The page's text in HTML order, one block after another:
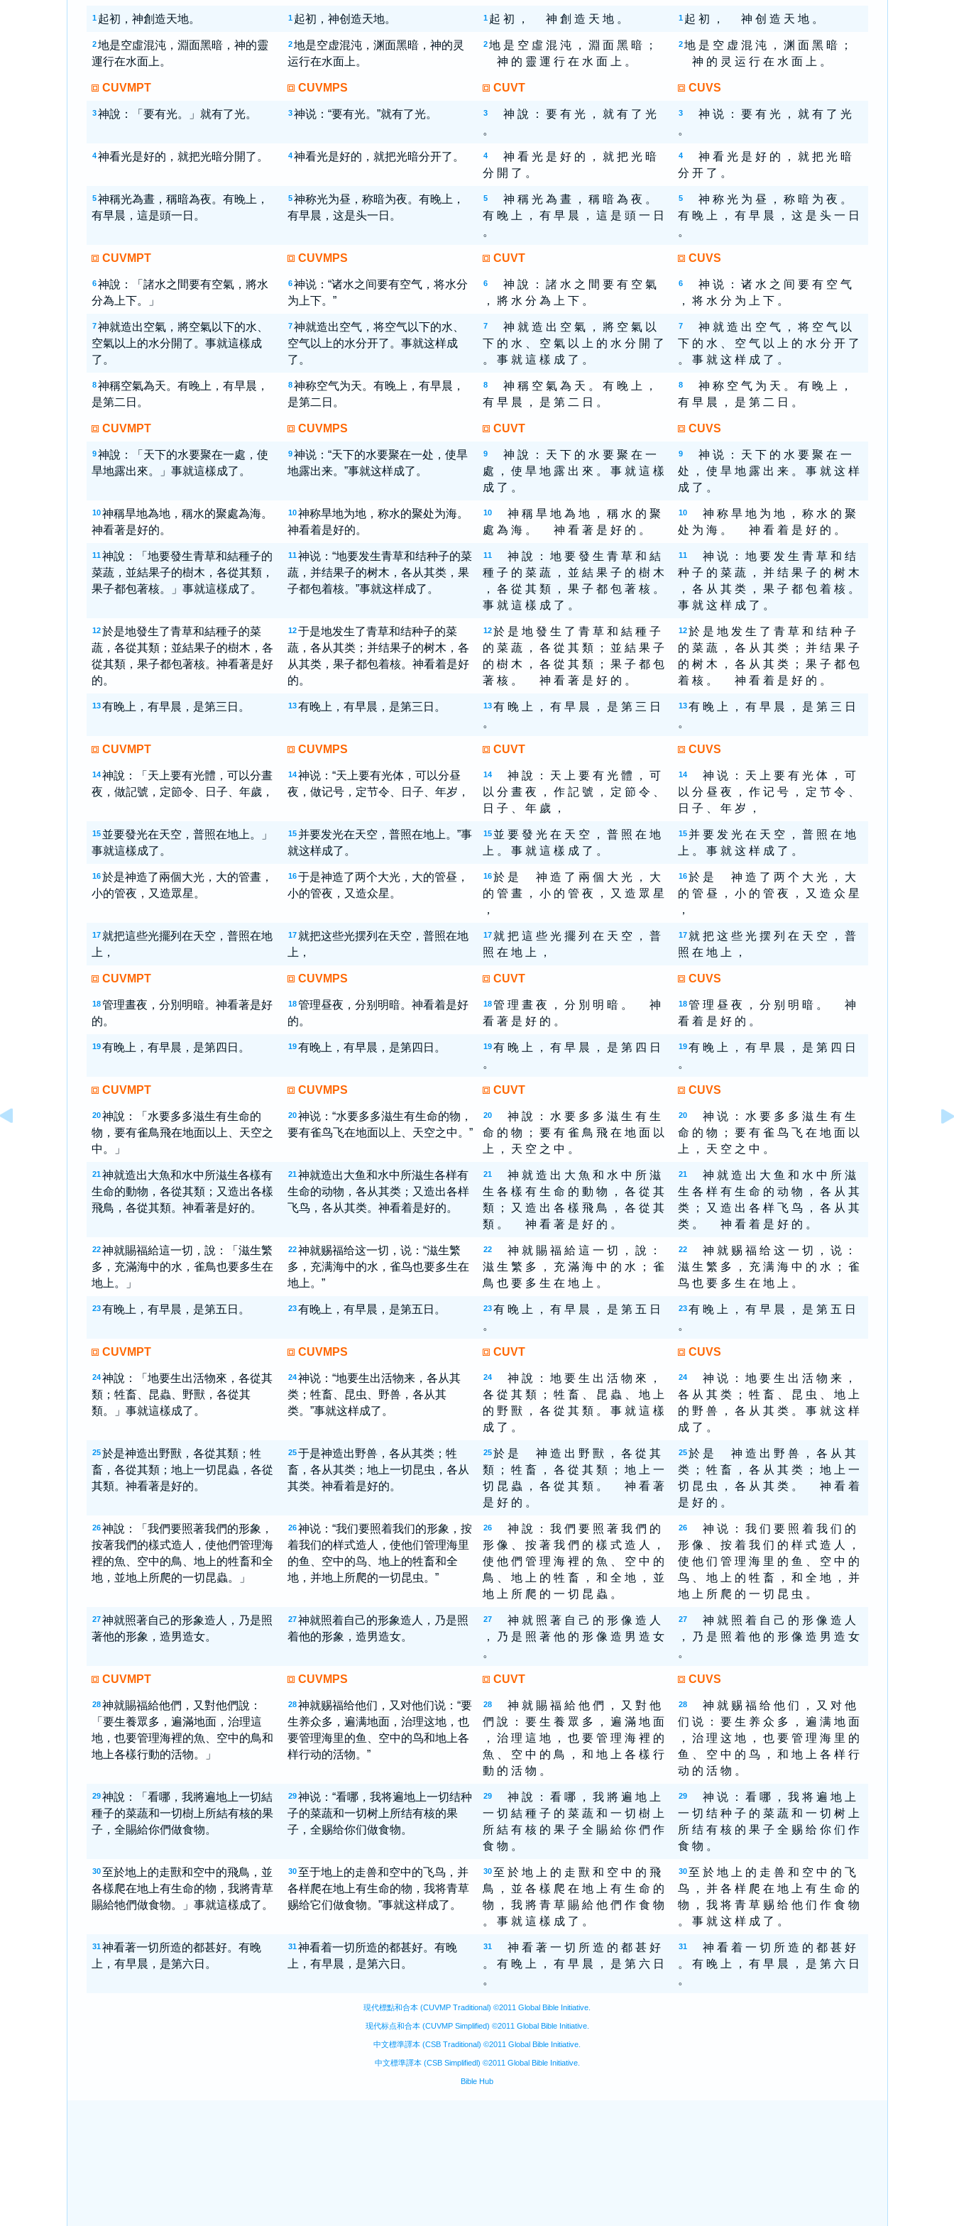
1 起初，神創造天地。 1 起初，神创造天地。 1 起 初 ， 神 創 造 天 地 。 1 起 初 ， 神 创 造 天 地 。
2 地是空虛混沌，淵面黑暗，神的靈
運行在水面上。
2 地是空虚混沌，渊面黑暗，神的灵
运行在水面上。
2 地 是 空 虛 混 沌 ， 淵 面 黑 暗 ；
神 的 靈 運 行 在 水 面 上 。
2 地 是 空 虚 混 沌 ， 渊 面 黑 暗 ；
神 的 灵 运 行 在 水 面 上 。
CUVMPT CUVMPS CUVT CUVS
3 神說：「要有光。」就有了光。 3 神说：“要有光。”就有了光。 3
神 說 ： 要 有 光 ， 就 有 了 光
。
3
神 说 ： 要 有 光 ， 就 有 了 光
。
4 神看光是好的，就把光暗分開了。 4 神看光是好的，就把光暗分开了。 4
神 看 光 是 好 的 ， 就 把 光 暗
分 開 了 。
4
神 看 光 是 好 的 ， 就 把 光 暗
分 开 了 。
5 神稱光為晝，稱暗為夜。有晚上，
有早晨，這是頭一日。
5 神称光为昼，称暗为夜。有晚上，
有早晨，这是头一日。
5
神 稱 光 為 晝 ， 稱 暗 為 夜 。
有 晚 上 ， 有 早 晨 ， 這 是 頭 一 日
。
5
神 称 光 为 昼 ， 称 暗 为 夜 。
有 晚 上 ， 有 早 晨 ， 这 是 头 一 日
。
CUVMPT CUVMPS CUVT CUVS
6 神說：「諸水之間要有空氣，將水
分為上下。」
6 神说：“诸水之间要有空气，将水分
为上下。”
6
神 說 ： 諸 水 之 間 要 有 空 氣
， 將 水 分 為 上 下 。
6
神 说 ： 诸 水 之 间 要 有 空 气
， 将 水 分 为 上 下 。
7 神就造出空氣，將空氣以下的水、
空氣以上的水分開了。事就這樣成
了。
7 神就造出空气，将空气以下的水、
空气以上的水分开了。事就这样成
了。
7
神 就 造 出 空 氣 ， 將 空 氣 以
下 的 水 、 空 氣 以 上 的 水 分 開 了
。 事 就 這 樣 成 了 。
7
神 就 造 出 空 气 ， 将 空 气 以
下 的 水 、 空 气 以 上 的 水 分 开 了
。 事 就 这 样 成 了 。
8 神稱空氣為天。有晚上，有早晨，
是第二日。
8 神称空气为天。有晚上，有早晨，
是第二日。
8
神 稱 空 氣 為 天 。 有 晚 上 ，
有 早 晨 ， 是 第 二 日 。
8
神 称 空 气 为 天 。 有 晚 上 ，
有 早 晨 ， 是 第 二 日 。
CUVMPT CUVMPS CUVT CUVS
9 神說：「天下的水要聚在一處，使
旱地露出來。」事就這樣成了。
9 神说：“天下的水要聚在一处，使旱
地露出来。”事就这样成了。
9
神 說 ： 天 下 的 水 要 聚 在 一
處 ， 使 旱 地 露 出 來 。 事 就 這 樣
成 了 。
9
神 说 ： 天 下 的 水 要 聚 在 一
处 ， 使 旱 地 露 出 来 。 事 就 这 样
成 了 。
10 神稱旱地為地，稱水的聚處為海。
神看著是好的。
10 神称旱地为地，称水的聚处为海。
神看着是好的。
10
神 稱 旱 地 為 地 ， 稱 水 的 聚
處 為 海 。 神 看 著 是 好 的 。
10
神 称 旱 地 为 地 ， 称 水 的 聚
处 为 海 。 神 看 着 是 好 的 。
11 神說：「地要發生青草和結種子的
菜蔬，並結果子的樹木，各從其類，
果子都包著核。」事就這樣成了。
11 神说：“地要发生青草和结种子的菜
蔬，并结果子的树木，各从其类，果
子都包着核。”事就这样成了。
11
神 說 ： 地 要 發 生 青 草 和 結
種 子 的 菜 蔬 ， 並 結 果 子 的 樹 木
， 各 從 其 類 ， 果 子 都 包 著 核 。
事 就 這 樣 成 了 。
11
神 说 ： 地 要 发 生 青 草 和 结
种 子 的 菜 蔬 ， 并 结 果 子 的 树 木
， 各 从 其 类 ， 果 子 都 包 着 核 。
事 就 这 样 成 了 。
12 於是地發生了青草和結種子的菜
蔬，各從其類；並結果子的樹木，各
從其類，果子都包著核。神看著是好
的。
12 于是地发生了青草和结种子的菜
蔬，各从其类；并结果子的树木，各
从其类，果子都包着核。神看着是好
的。
12 於 是 地 發 生 了 青 草 和 結 種 子
的 菜 蔬 ， 各 從 其 類 ； 並 結 果 子
的 樹 木 ， 各 從 其 類 ； 果 子 都 包
著 核 。 神 看 著 是 好 的 。
12 於 是 地 发 生 了 青 草 和 结 种 子
的 菜 蔬 ， 各 从 其 类 ； 并 结 果 子
的 树 木 ， 各 从 其 类 ； 果 子 都 包
着 核 。 神 看 着 是 好 的 。
13 有晚上，有早晨，是第三日。 13 有晚上，有早晨，是第三日。 13 有 晚 上 ， 有 早 晨 ， 是 第 三 日
。
13 有 晚 上 ， 有 早 晨 ， 是 第 三 日
。
CUVMPT CUVMPS CUVT CUVS
14 神說：「天上要有光體，可以分晝
夜，做記號，定節令、日子、年歲，
14 神说：“天上要有光体，可以分昼
夜，做记号，定节令、日子、年岁，
14
神 說 ： 天 上 要 有 光 體 ， 可
以 分 晝 夜 ， 作 記 號 ， 定 節 令 、
日 子 、 年 歲 ，
14
神 说 ： 天 上 要 有 光 体 ， 可
以 分 昼 夜 ， 作 记 号 ， 定 节 令 、
日 子 、 年 岁 ，
15 並要發光在天空，普照在地上。」
事就這樣成了。
15 并要发光在天空，普照在地上。”事
就这样成了。
15 並 要 發 光 在 天 空 ， 普 照 在 地
上 。 事 就 這 樣 成 了 。
15 并 要 发 光 在 天 空 ， 普 照 在 地
上 。 事 就 这 样 成 了 。
16 於是神造了兩個大光，大的管晝，
小的管夜，又造眾星。
16 于是神造了两个大光，大的管昼，
小的管夜，又造众星。
16 於 是 神 造 了 兩 個 大 光 ， 大
的 管 晝 ， 小 的 管 夜 ， 又 造 眾 星
，
16 於 是 神 造 了 两 个 大 光 ， 大
的 管 昼 ， 小 的 管 夜 ， 又 造 众 星
，
17 就把這些光擺列在天空，普照在地
上，
17 就把这些光摆列在天空，普照在地
上，
17 就 把 這 些 光 擺 列 在 天 空 ， 普
照 在 地 上 ，
17 就 把 这 些 光 摆 列 在 天 空 ， 普
照 在 地 上 ，
CUVMPT CUVMPS CUVT CUVS
18 管理晝夜，分別明暗。神看著是好
的。
18 管理昼夜，分别明暗。神看着是好
的。
18 管 理 晝 夜 ， 分 別 明 暗 。 神
看 著 是 好 的 。
18 管 理 昼 夜 ， 分 别 明 暗 。 神
看 着 是 好 的 。
19 有晚上，有早晨，是第四日。 19 有晚上，有早晨，是第四日。 19 有 晚 上 ， 有 早 晨 ， 是 第 四 日
。
19 有 晚 上 ， 有 早 晨 ， 是 第 四 日
。
CUVMPT CUVMPS CUVT CUVS
20 神說：「水要多多滋生有生命的
物，要有雀鳥飛在地面以上、天空之
中。」
20 神说：“水要多多滋生有生命的物，
要有雀鸟飞在地面以上、天空之中。”
20
神 說 ： 水 要 多 多 滋 生 有 生
命 的 物 ； 要 有 雀 鳥 飛 在 地 面 以
上 ， 天 空 之 中 。
20
神 说 ： 水 要 多 多 滋 生 有 生
命 的 物 ； 要 有 雀 鸟 飞 在 地 面 以
上 ， 天 空 之 中 。
21 神就造出大魚和水中所滋生各樣有
生命的動物，各從其類；又造出各樣
飛鳥，各從其類。神看著是好的。
21 神就造出大鱼和水中所滋生各样有
生命的动物，各从其类；又造出各样
飞鸟，各从其类。神看着是好的。
21
神 就 造 出 大 魚 和 水 中 所 滋
生 各 樣 有 生 命 的 動 物 ， 各 從 其
類 ； 又 造 出 各 樣 飛 鳥 ， 各 從 其
類 。 神 看 著 是 好 的 。
21
神 就 造 出 大 鱼 和 水 中 所 滋
生 各 样 有 生 命 的 动 物 ， 各 从 其
类 ； 又 造 出 各 样 飞 鸟 ， 各 从 其
类 。 神 看 着 是 好 的 。
22 神就賜福給這一切，說：「滋生繁
多，充滿海中的水，雀鳥也要多生在
地上。」
22 神就赐福给这一切，说：“滋生繁
多，充满海中的水，雀鸟也要多生在
地上。”
22
神 就 賜 福 給 這 一 切 ， 說 ：
滋 生 繁 多 ， 充 滿 海 中 的 水 ； 雀
鳥 也 要 多 生 在 地 上 。
22
神 就 赐 福 给 这 一 切 ， 说 ：
滋 生 繁 多 ， 充 满 海 中 的 水 ； 雀
鸟 也 要 多 生 在 地 上 。
23 有晚上，有早晨，是第五日。 23 有晚上，有早晨，是第五日。 23 有 晚 上 ， 有 早 晨 ， 是 第 五 日
。
23 有 晚 上 ， 有 早 晨 ， 是 第 五 日
。
CUVMPT CUVMPS CUVT CUVS
24 神說：「地要生出活物來，各從其
類；牲畜、昆蟲、野獸，各從其
類。」事就這樣成了。
24 神说：“地要生出活物来，各从其
类；牲畜、昆虫、野兽，各从其
类。”事就这样成了。
24
神 說 ： 地 要 生 出 活 物 來 ，
各 從 其 類 ； 牲 畜 、 昆 蟲 、 地 上
的 野 獸 ， 各 從 其 類 。 事 就 這 樣
成 了 。
24
神 说 ： 地 要 生 出 活 物 来 ，
各 从 其 类 ； 牲 畜 、 昆 虫 、 地 上
的 野 兽 ， 各 从 其 类 。 事 就 这 样
成 了 。
25 於是神造出野獸，各從其類；牲
畜，各從其類；地上一切昆蟲，各從
其類。神看著是好的。
25 于是神造出野兽，各从其类；牲
畜，各从其类；地上一切昆虫，各从
其类。神看着是好的。
25 於 是 神 造 出 野 獸 ， 各 從 其
類 ； 牲 畜 ， 各 從 其 類 ； 地 上 一
切 昆 蟲 ， 各 從 其 類 。 神 看 著
是 好 的 。
25 於 是 神 造 出 野 兽 ， 各 从 其
类 ； 牲 畜 ， 各 从 其 类 ； 地 上 一
切 昆 虫 ， 各 从 其 类 。 神 看 着
是 好 的 。
26 神說：「我們要照著我們的形象，
按著我們的樣式造人，使他們管理海
裡的魚、空中的鳥、地上的牲畜和全
地，並地上所爬的一切昆蟲。」
26 神说：“我们要照着我们的形象，按
着我们的样式造人，使他们管理海里
的鱼、空中的鸟、地上的牲畜和全
地，并地上所爬的一切昆虫。”
26
神 說 ： 我 們 要 照 著 我 們 的
形 像 、 按 著 我 們 的 樣 式 造 人 ，
使 他 們 管 理 海 裡 的 魚 、 空 中 的
鳥 、 地 上 的 牲 畜 ， 和 全 地 ， 並
地 上 所 爬 的 一 切 昆 蟲 。
26
神 说 ： 我 们 要 照 着 我 们 的
形 像 、 按 着 我 们 的 样 式 造 人 ，
使 他 们 管 理 海 里 的 鱼 、 空 中 的
鸟 、 地 上 的 牲 畜 ， 和 全 地 ， 并
地 上 所 爬 的 一 切 昆 虫 。
27 神就照著自己的形象造人，乃是照
著他的形象，造男造女。
27 神就照着自己的形象造人，乃是照
着他的形象，造男造女。
27
神 就 照 著 自 己 的 形 像 造 人
， 乃 是 照 著 他 的 形 像 造 男 造 女
。
27
神 就 照 着 自 己 的 形 像 造 人
， 乃 是 照 着 他 的 形 像 造 男 造 女
。
CUVMPT CUVMPS CUVT CUVS
28 神就賜福給他們，又對他們說：
「要生養眾多，遍滿地面，治理這
地，也要管理海裡的魚、空中的鳥和
地上各樣行動的活物。」
28 神就赐福给他们，又对他们说：“要
生养众多，遍满地面，治理这地，也
要管理海里的鱼、空中的鸟和地上各
样行动的活物。”
28
神 就 賜 福 給 他 們 ， 又 對 他
們 說 ： 要 生 養 眾 多 ， 遍 滿 地 面
， 治 理 這 地 ， 也 要 管 理 海 裡 的
魚 、 空 中 的 鳥 ， 和 地 上 各 樣 行
動 的 活 物 。
28
神 就 赐 福 给 他 们 ， 又 对 他
们 说 ： 要 生 养 众 多 ， 遍 满 地 面
， 治 理 这 地 ， 也 要 管 理 海 里 的
鱼 、 空 中 的 鸟 ， 和 地 上 各 样 行
动 的 活 物 。
29 神說：「看哪，我將遍地上一切結
種子的菜蔬和一切樹上所結有核的果
子，全賜給你們做食物。
29 神说：“看哪，我将遍地上一切结种
子的菜蔬和一切树上所结有核的果
子，全赐给你们做食物。
29
神 說 ： 看 哪 ， 我 將 遍 地 上
一 切 結 種 子 的 菜 蔬 和 一 切 樹 上
所 結 有 核 的 果 子 全 賜 給 你 們 作
食 物 。
29
神 说 ： 看 哪 ， 我 将 遍 地 上
一 切 结 种 子 的 菜 蔬 和 一 切 树 上
所 结 有 核 的 果 子 全 赐 给 你 们 作
食 物 。
30 至於地上的走獸和空中的飛鳥，並
各樣爬在地上有生命的物，我將青草
賜給牠們做食物。」事就這樣成了。
30 至于地上的走兽和空中的飞鸟，并
各样爬在地上有生命的物，我将青草
赐给它们做食物。”事就这样成了。
30 至 於 地 上 的 走 獸 和 空 中 的 飛
鳥 ， 並 各 樣 爬 在 地 上 有 生 命 的
物 ， 我 將 青 草 賜 給 他 們 作 食 物
。 事 就 這 樣 成 了 。
30 至 於 地 上 的 走 兽 和 空 中 的 飞
鸟 ， 并 各 样 爬 在 地 上 有 生 命 的
物 ， 我 将 青 草 赐 给 他 们 作 食 物
。 事 就 这 样 成 了 。
31 神看著一切所造的都甚好。有晚
上，有早晨，是第六日。
31 神看着一切所造的都甚好。有晚
上，有早晨，是第六日。
31
神 看 著 一 切 所 造 的 都 甚 好
。 有 晚 上 ， 有 早 晨 ， 是 第 六 日
。
31
神 看 着 一 切 所 造 的 都 甚 好
。 有 晚 上 ， 有 早 晨 ， 是 第 六 日
。
現代標點和合本 (CUVMP Traditional) ©2011 Global Bible Initiative.
现代标点和合本 (CUVMP Simplified) ©2011 Global Bible Initiative.
中文標準譯本 (CSB Traditional) ©2011 Global Bible Initiative.
中文標準譯本 (CSB Simplifiedl) ©2011 Global Bible Initiative.
Bible Hub